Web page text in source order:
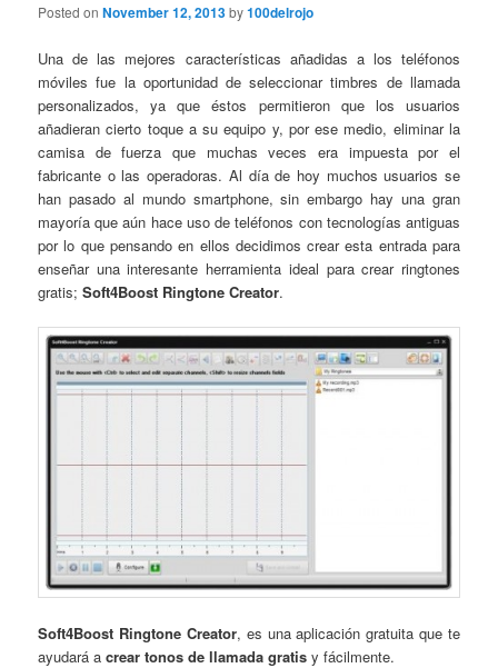
Posted onNovember 12, 2013by100delrojo
Una de las mejores características añadidas a los teléfonos
móviles fue la oportunidad de seleccionar timbres de llamada
personalizados, ya que éstos permitieron que los usuarios
añadieran cierto toque a su equipo y, por ese medio, eliminar la
camisa de fuerza que muchas veces era impuesta por el
fabricante o las operadoras. Al día de hoy muchos usuarios se
han pasado al mundo smartphone, sin embargo hay una gran
mayoría que aún hace uso de teléfonos con tecnologías antiguas
por lo que pensando en ellos decidimos crear esta entrada para
enseñar una interesante herramienta ideal para crear ringtones
gratis;Soft4Boost Ringtone Creator.
Soft4Boost Ringtone Creator, es una aplicación gratuita que te
ayudará acrear tonos de llamada gratis y fácilmente.